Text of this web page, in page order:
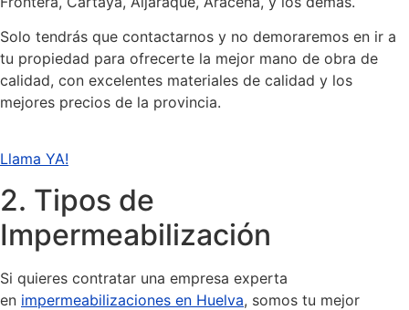
Solo tendrás que contactarnos y no demoraremos en ir a
tu propiedad para ofrecerte la mejor mano de obra de
calidad, con excelentes materiales de calidad y los
mejores precios de la provincia.
Llama YA!
2. Tipos de
Impermeabilización
Si quieres contratar una empresa experta
en impermeabilizaciones en Huelva, somos tu mejor